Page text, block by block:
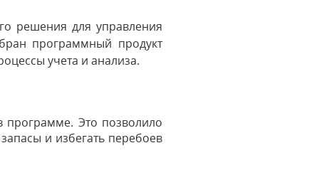
решения для управления
программный продукт
учета и анализа.
программе. Это позволило
и избегать перебоев